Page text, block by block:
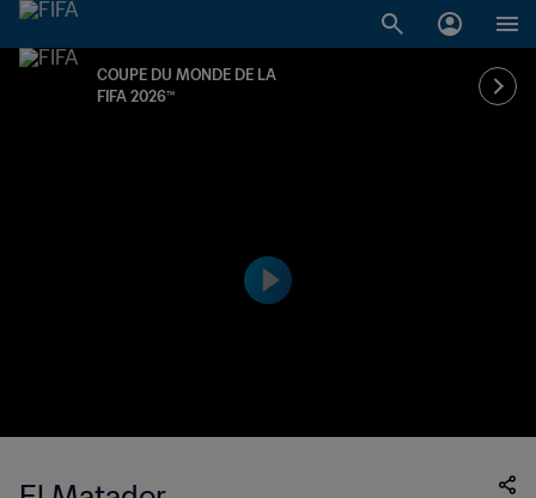
COUPE DU MONDE DE LA
FIFA 2026™